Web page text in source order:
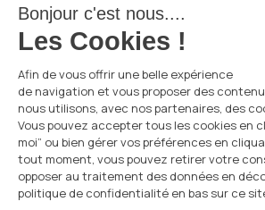
Service consommateurs
05 49 72 38 94Du lundi
8h30-12h
En cliquant sur s’inscrire vous acceptez
confidentialité.